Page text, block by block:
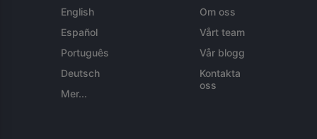
English
Español
Português
Deutsch
Mer...
Om oss
Vårt team
Vår blogg
Kontakta
oss